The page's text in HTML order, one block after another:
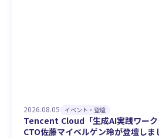
2026.08.05 イベント・登壇
Tencent Cloud「生成AI実践ワー
CTO佐藤マイベルゲン玲が登壇しま